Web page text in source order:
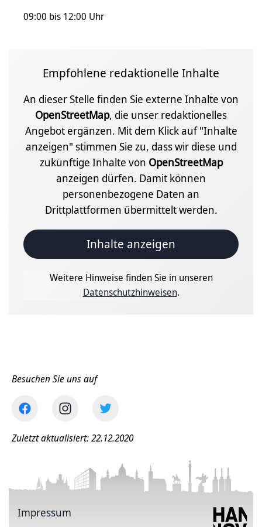
09:00 bis 12:00 Uhr
Empfohlene redaktionelle Inhalte
An dieser Stelle finden Sie externe Inhalte von
OpenStreetMap, die unser redaktionelles
Angebot ergänzen. Mit dem Klick auf "Inhalte
anzeigen" stimmen Sie zu, dass wir diese und
zukünftige Inhalte von OpenStreetMap
anzeigen dürfen. Damit können
personenbezogene Daten an
Drittplattformen übermittelt werden.
Inhalte anzeigen
Weitere Hinweise finden Sie in unseren
Datenschutzhinweisen.
Besuchen Sie uns auf
Zuletzt aktualisiert: 22.12.2020
Impressum